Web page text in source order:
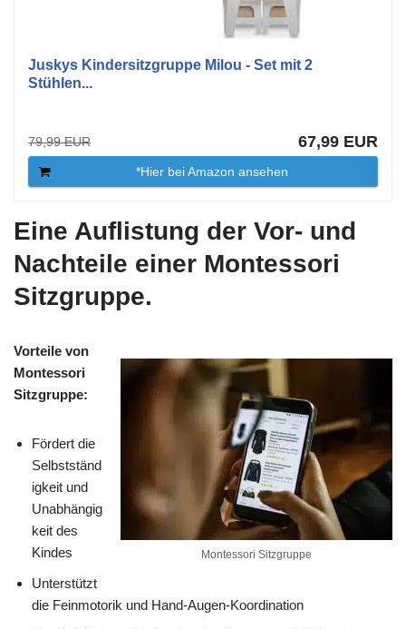
Juskys Kindersitzgruppe Milou - Set mit 2
Stühlen...
79,99 EUR 67,99 EUR
*Hier bei Amazon ansehen
Eine Auflistung der Vor- und
Nachteile einer Montessori
Sitzgruppe.
Montessori Sitzgruppe
Vorteile von
Montessori
Sitzgruppe:
Fördert die
Selbstständ
igkeit und
Unabhängig
keit des
Kindes
Unterstützt
die Feinmotorik und Hand-Augen-Koordination